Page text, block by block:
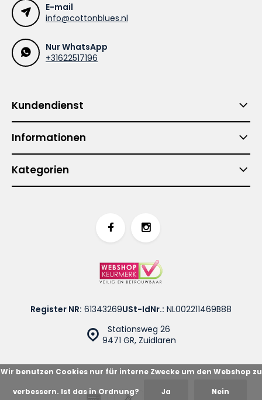
E-mail
info@cottonblues.nl
Nur WhatsApp
+31622517196
Kundendienst
Informationen
Kategorien
Stationsweg 26
9471 GR, Zuidlaren
Register NR: 61343269USt-IdNr.: NL002211469B88
Wir benutzen Cookies nur für interne Zwecke um den Webshop zu
verbessern. Ist das in Ordnung? Ja Nein